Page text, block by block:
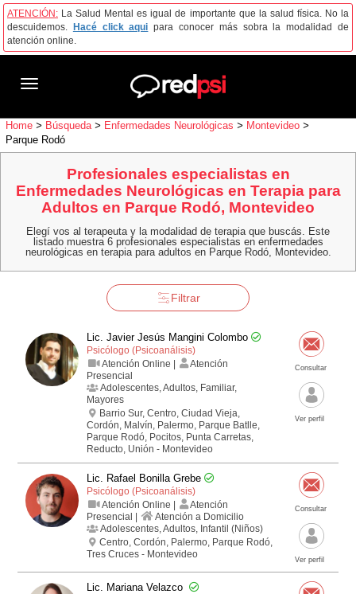
ATENCIÓN: La Salud Mental es igual de importante que la salud física. No la
descuidemos.
Hacé click aqui para conocer más sobra la modalidad de
atención online.
Toggle
Home > Búsqueda > Enfermedades Neurológicas > Montevideo >
Parque Rodó
Profesionales especialistas en
Enfermedades Neurológicas en Terapia para
Adultos en Parque Rodó, Montevideo
Elegí vos al terapeuta y la modalidad de terapia que buscás. Este
listado muestra 6 profesionales especialistas en enfermedades
neurológicas en terapia para adultos en Parque Rodó, Montevideo.
Filtrar
Lic. Javier Jesús Mangini Colombo
Psicólogo (Psicoanálisis)
Atención Online |
Atención
Presencial
Adolescentes, Adultos, Familiar,
Mayores
Barrio Sur, Centro, Ciudad Vieja,
Cordón, Malvín, Palermo, Parque Batlle,
Parque Rodó, Pocitos, Punta Carretas,
Reducto, Unión - Montevideo
Consultar
Ver perfil
Lic. Rafael Bonilla Grebe
Psicólogo (Psicoanálisis)
Atención Online |
Atención
Presencial |
Atención a Domicilio
Adolescentes, Adultos, Infantil (Niños)
Centro, Cordón, Palermo, Parque Rodó,
Tres Cruces - Montevideo
Consultar
Ver perfil
Lic. Mariana Velazco